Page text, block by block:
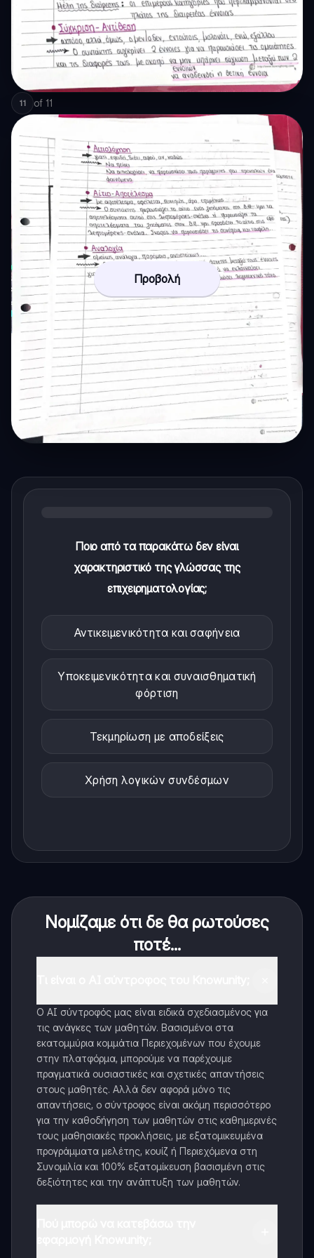
11 of 11
Προβολή
Ποιο από τα παρακάτω δεν είναι
χαρακτηριστικό της γλώσσας της
επιχειρηματολογίας;
Αντικειμενικότητα και σαφήνεια
Υποκειμενικότητα και συναισθηματική
φόρτιση
Τεκμηρίωση με αποδείξεις
Χρήση λογικών συνδέσμων
Νομίζαμε ότι δε θα ρωτούσες
ποτέ...
Ο AI σύντροφός μας είναι ειδικά σχεδιασμένος για
τις ανάγκες των μαθητών. Βασισμένοι στα
εκατομμύρια κομμάτια Περιεχομένων που έχουμε
στην πλατφόρμα, μπορούμε να παρέχουμε
πραγματικά ουσιαστικές και σχετικές απαντήσεις
στους μαθητές. Αλλά δεν αφορά μόνο τις
απαντήσεις, ο σύντροφος είναι ακόμη περισσότερο
για την καθοδήγηση των μαθητών στις καθημερινές
τους μαθησιακές προκλήσεις, με εξατομικευμένα
προγράμματα μελέτης, κουίζ ή Περιεχόμενα στη
Συνομιλία και 100% εξατομίκευση βασισμένη στις
δεξιότητες και την ανάπτυξη των μαθητών.